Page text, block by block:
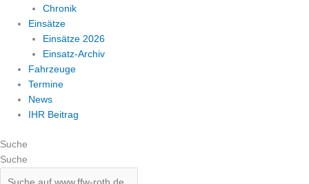
Chronik
Einsätze
Einsätze 2026
Einsatz-Archiv
Fahrzeuge
Termine
News
IHR Beitrag
Suche
Suche